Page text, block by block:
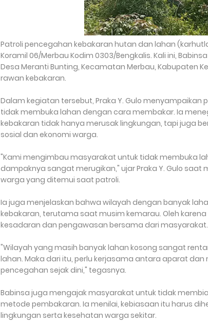
Patroli pencegahan kebakaran hutan dan lahan
Koramil 06/Merbau Kodim 0303/Bengkalis. Kali ini,
Desa Meranti Bunting, Kecamatan Merbau, Kabupaten
rawan kebakaran.
Dalam kegiatan tersebut, Praka Y. Gulo
tidak membuka lahan dengan cara membakar. Ia
kebakaran tidak hanya merusak lingkungan, tapi juga
sosial dan ekonomi warga.
"Kami mengimbau masyarakat untuk tidak membuka
dampaknya sangat merugikan," ujar Praka Y. Gulo saat
warga yang ditemui saat patroli.
Ia juga menjelaskan bahwa wilayah dengan banyak
kebakaran, terutama saat musim kemarau. Oleh
kesadaran dan pengawasan bersama dari masyarakat.
"Wilayah yang masih banyak lahan kosong sangat
lahan. Maka dari itu, perlu kerjasama antara aparat
pencegahan sejak dini," tegasnya.
Babinsa juga mengajak masyarakat untuk tidak
metode pembakaran. Ia menilai, kebiasaan itu harus
lingkungan serta kesehatan warga sekitar.